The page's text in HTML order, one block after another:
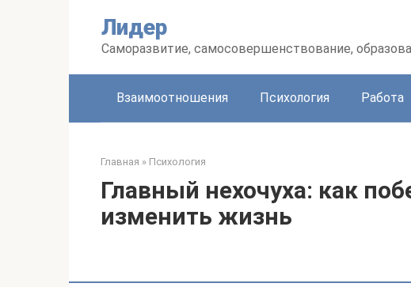
Лидер
Саморазвитие, самосовершенствование,
Взаимоотношения Психология Работа
Главная » Психология
Главный нехочуха: как
изменить жизнь